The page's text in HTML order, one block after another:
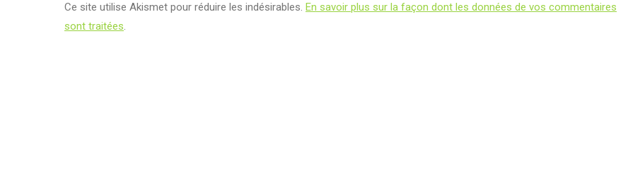
Ce site utilise Akismet pour réduire les indésirables. En savoir plus sur la façon dont les données de vos commentaires
sont traitées.